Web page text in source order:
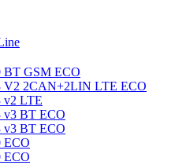
BT GSM ECO
V2 2CAN+2LIN LTE ECO
v2 LTE
v3 BT ECO
v3 BT ECO
ECO
ECO